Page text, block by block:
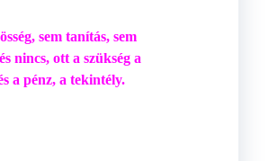
sem tanítás, sem
nincs, ott a szükség a
a pénz, a tekintély.